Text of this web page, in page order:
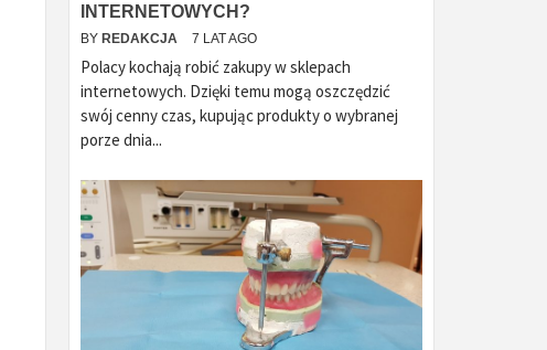
INTERNETOWYCH?
BY REDAKCJA 7 LAT AGO
Polacy kochają robić zakupy w sklepach
internetowych. Dzięki temu mogą oszczędzić
swój cenny czas, kupując produkty o wybranej
porze dnia...